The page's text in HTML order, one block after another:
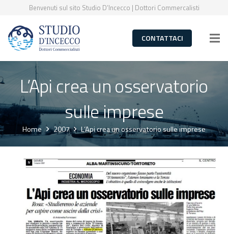
Benvenuti sul sito Studio D’Incecco | Dottori Commercalisti
CONTATTACI
L’Api crea un osservatorio
sulle imprese
Home 2007 L’Api crea un osservatorio sulle imprese